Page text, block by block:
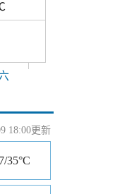
18:00更新
35°C